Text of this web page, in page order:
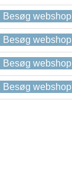
Besøg webshop
Besøg webshop
Besøg webshop
Besøg webshop